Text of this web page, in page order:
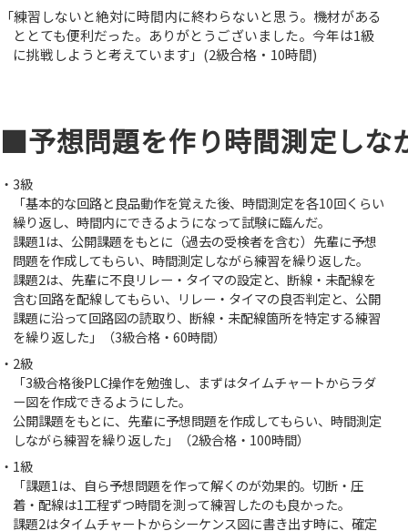
「練習しないと絶対に時間内に終わらないと思う。機材がある
ととても便利だった。ありがとうございました。今年は1級
に挑戦しようと考えています」(2級合格・10時間)
■予想問題を作り時間測定しな
・3級
「基本的な回路と良品動作を覚えた後、時間測定を各10回くらい
繰り返し、時間内にできるようになって試験に臨んだ。
課題1は、公開課題をもとに（過去の受検者を含む）先輩に予想
問題を作成してもらい、時間測定しながら練習を繰り返した。
課題2は、先輩に不良リレー・タイマの設定と、断線・未配線を
含む回路を配線してもらい、リレー・タイマの良否判定と、公開
課題に沿って回路図の読取り、断線・未配線箇所を特定する練習
を繰り返した」（3級合格・60時間）
・2級
「3級合格後PLC操作を勉強し、まずはタイムチャートからラダ
ー図を作成できるようにした。
公開課題をもとに、先輩に予想問題を作成してもらい、時間測定
しながら練習を繰り返した」（2級合格・100時間）
・1級
「課題1は、自ら予想問題を作って解くのが効果的。切断・圧
着・配線は1工程ずつ時間を測って練習したのも良かった。
課題2はタイムチャートからシーケンス図に書き出す時に、確定